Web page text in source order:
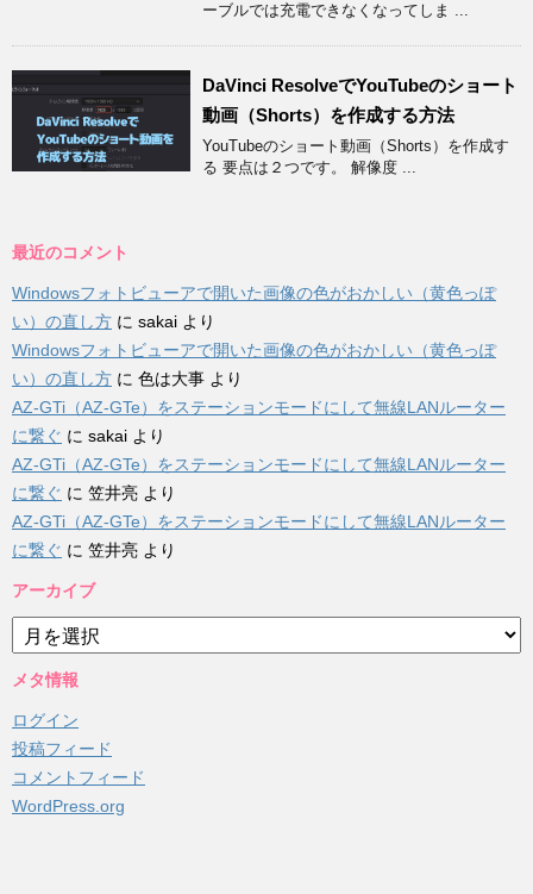
ーブルでは充電できなくなってしま ...
DaVinci ResolveでYouTubeのショート
動画（Shorts）を作成する方法
YouTubeのショート動画（Shorts）を作成す
る 要点は２つです。 解像度 ...
最近のコメント
Windowsフォトビューアで開いた画像の色がおかしい（黄色っぽ
い）の直し方 に sakai より
Windowsフォトビューアで開いた画像の色がおかしい（黄色っぽ
い）の直し方 に 色は大事 より
AZ-GTi（AZ-GTe）をステーションモードにして無線LANルーター
に繋ぐ に sakai より
AZ-GTi（AZ-GTe）をステーションモードにして無線LANルーター
に繋ぐ に 笠井亮 より
AZ-GTi（AZ-GTe）をステーションモードにして無線LANルーター
に繋ぐ に 笠井亮 より
アーカイブ
ア
ー
カ
ブ
メタ情報
ログイン
投稿フィード
コメントフィード
WordPress.org